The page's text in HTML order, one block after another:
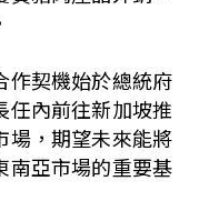
作契機始於總統府
任內前往新加坡推
場，期望未來能將
南亞市場的重要基